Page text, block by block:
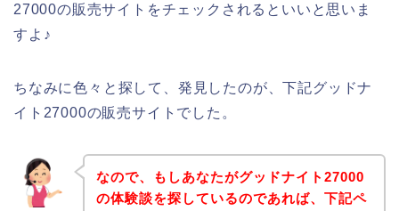
27000の販売サイトをチェックされるといいと思いま
すよ♪
ちなみに色々と探して、発見したのが、下記グッドナ
イト27000の販売サイトでした。
なので、もしあなたがグッドナイト27000
の体験談を探しているのであれば、下記ペ